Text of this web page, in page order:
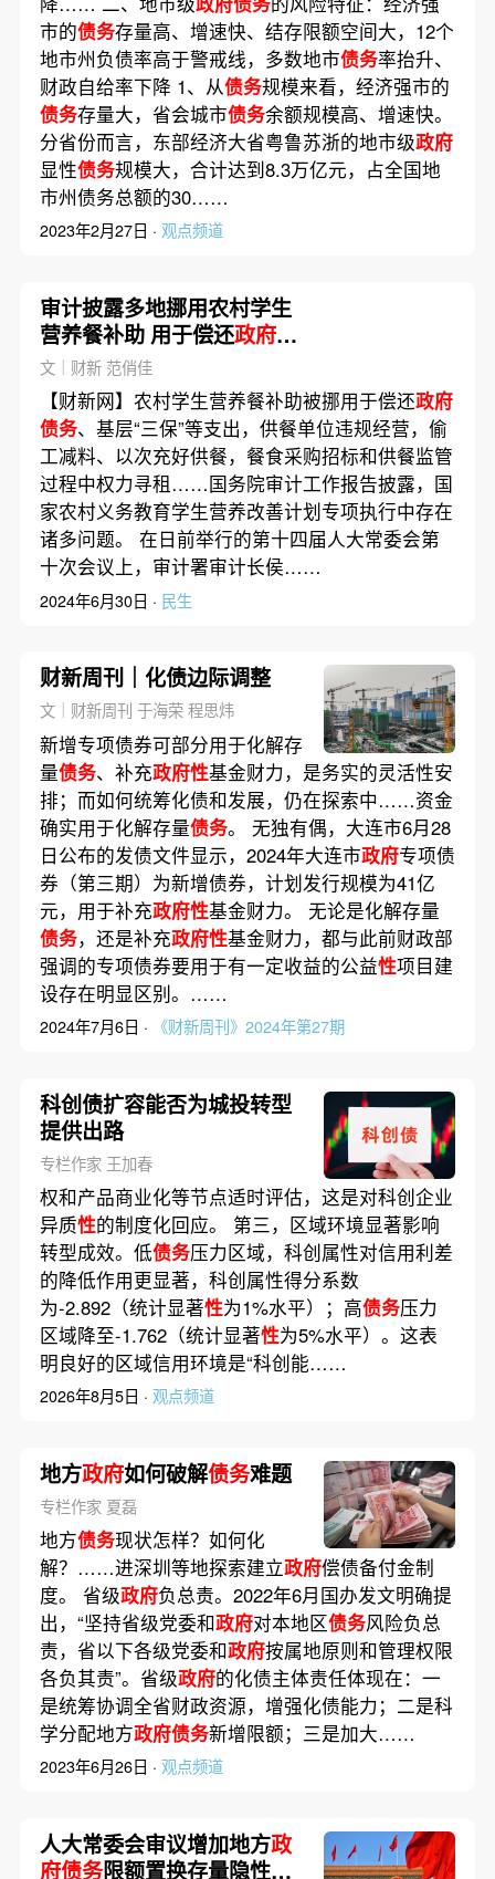
市的债务存量高、增速快、结存限额空间大，12个
地市州负债率高于警戒线，多数地市债务率抬升、
财政自给率下降 1、从债务规模来看，经济强市的
债务存量大，省会城市债务余额规模高、增速快。
分省份而言，东部经济大省粤鲁苏浙的地市级政府
显性债务规模大，合计达到8.3万亿元，占全国地
市州债务总额的30……
2023年2月27日 · 观点频道
审计披露多地挪用农村学生
营养餐补助 用于偿还政府债
务
文｜财新 范俏佳
【财新网】农村学生营养餐补助被挪用于偿还政府
债务、基层“三保”等支出，供餐单位违规经营，偷
工减料、以次充好供餐，餐食采购招标和供餐监管
过程中权力寻租……国务院审计工作报告披露，国
家农村义务教育学生营养改善计划专项执行中存在
诸多问题。 在日前举行的第十四届人大常委会第
十次会议上，审计署审计长侯……
2024年6月30日 · 民生
财新周刊｜化债边际调整
文｜财新周刊 于海荣 程思炜
新增专项债券可部分用于化解存
量债务、补充政府性基金财力，是务实的灵活性安
排；而如何统筹化债和发展，仍在探索中……资金
确实用于化解存量债务。 无独有偶，大连市6月28
日公布的发债文件显示，2024年大连市政府专项债
券（第三期）为新增债券，计划发行规模为41亿
元，用于补充政府性基金财力。 无论是化解存量
债务，还是补充政府性基金财力，都与此前财政部
强调的专项债券要用于有一定收益的公益性项目建
设存在明显区别。……
2024年7月6日 · 《财新周刊》2024年第27期
科创债扩容能否为城投转型
提供出路
专栏作家 王加春
权和产品商业化等节点适时评估，这是对科创企业
异质性的制度化回应。 第三，区域环境显著影响
转型成效。低债务压力区域，科创属性对信用利差
的降低作用更显著，科创属性得分系数
为-2.892（统计显著性为1%水平）；高债务压力
区域降至-1.762（统计显著性为5%水平）。这表
明良好的区域信用环境是“科创能……
2026年8月5日 · 观点频道
地方政府如何破解债务难题
专栏作家 夏磊
地方债务现状怎样？如何化
解？……进深圳等地探索建立政府偿债备付金制
度。 省级政府负总责。2022年6月国办发文明确提
出，“坚持省级党委和政府对本地区债务风险负总
责，省以下各级党委和政府按属地原则和管理权限
各负其责”。省级政府的化债主体责任体现在：一
是统筹协调全省财政资源，增强化债能力；二是科
学分配地方政府债务新增限额；三是加大……
2023年6月26日 · 观点频道
人大常委会审议增加地方政
府债务限额置换存量隐性债